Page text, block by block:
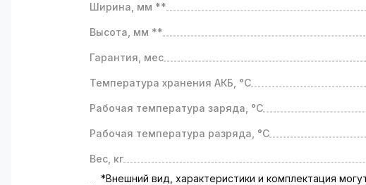
Ширина, мм **
Высота, мм **
Гарантия, мес
Температура хранения АКБ, °C
Рабочая температура заряда, °C
Рабочая температура разряда, °C
Вес, кг
*Внешний вид, характеристики и комплектация